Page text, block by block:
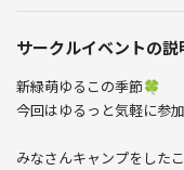
サークルイベントの説
新緑萌ゆるこの季節🍀
今回はゆるっと気軽に参
みなさんキャンプをした